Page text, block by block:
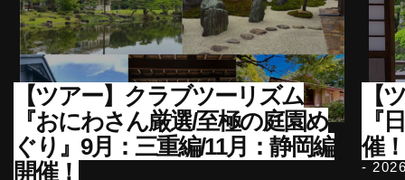
【ツアー】クラブツーリズム
『おにわさん厳選/至極の庭園め
ぐり』9月：三重編/11月：静岡編
開催！
【
『
催
-